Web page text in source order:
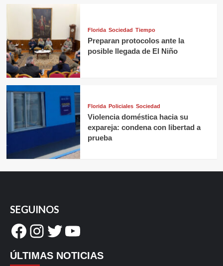
Florida Sociedad Tiempo
Preparan protocolos ante la
posible llegada de El Niño
Florida Policiales Sociedad
Violencia doméstica hacia su
expareja: condena con libertad a
prueba
SEGUINOS
Facebook
Instagram
Twitter
YouTube
ÚLTIMAS NOTICIAS